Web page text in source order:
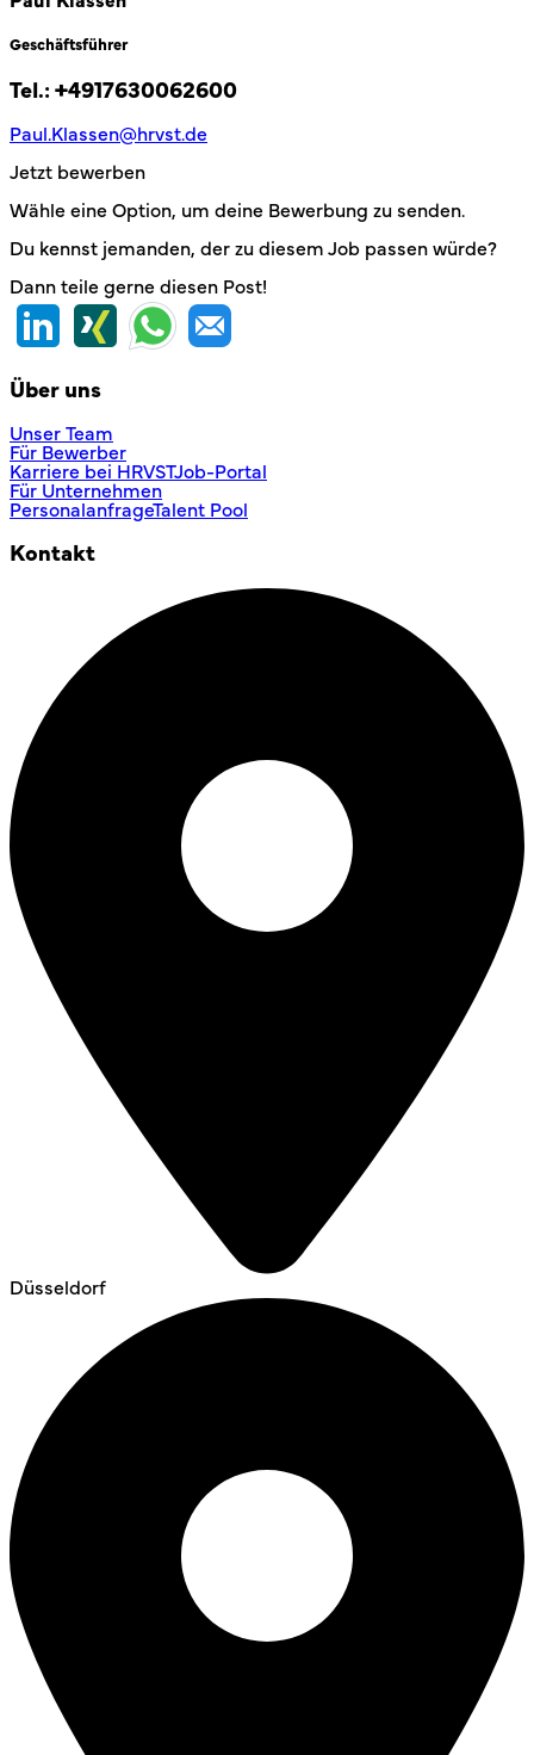
Geschäftsführer
Tel.: +4917630062600
Paul.Klassen@hrvst.de
Jetzt bewerben
Wähle eine Option, um deine Bewerbung zu senden.
Du kennst jemanden, der zu diesem Job passen würde?
Dann teile gerne diesen Post!
Über uns
Unser Team
Für Bewerber
Karriere bei HRVSTJob-Portal
Für Unternehmen
PersonalanfrageTalent Pool
Kontakt
Düsseldorf